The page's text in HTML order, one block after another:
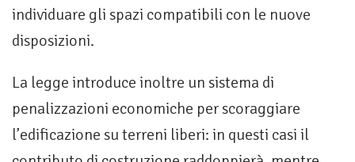
individuare gli spazi compatibili con le nuove
disposizioni.
La legge introduce inoltre un sistema di
penalizzazioni economiche per scoraggiare
l’edificazione su terreni liberi: in questi casi il